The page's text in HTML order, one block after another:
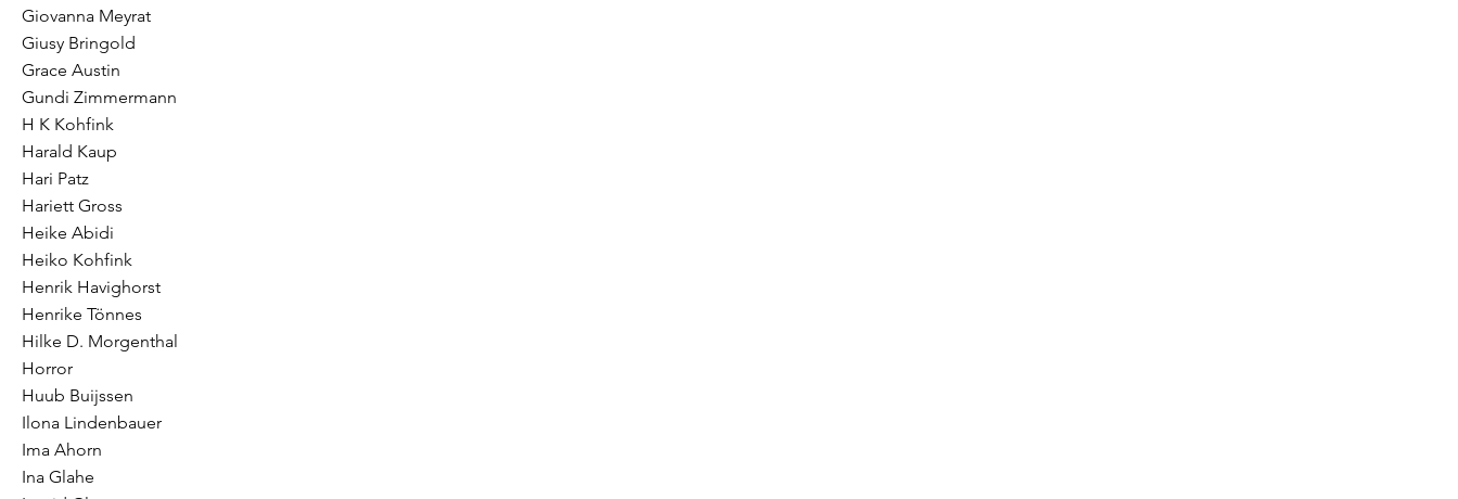
Giovanna Meyrat
Giusy Bringold
Grace Austin
Gundi Zimmermann
H K Kohfink
Harald Kaup
Hari Patz
Hariett Gross
Heike Abidi
Heiko Kohfink
Henrik Havighorst
Henrike Tönnes
Hilke D. Morgenthal
Horror
Huub Buijssen
Ilona Lindenbauer
Ima Ahorn
Ina Glahe